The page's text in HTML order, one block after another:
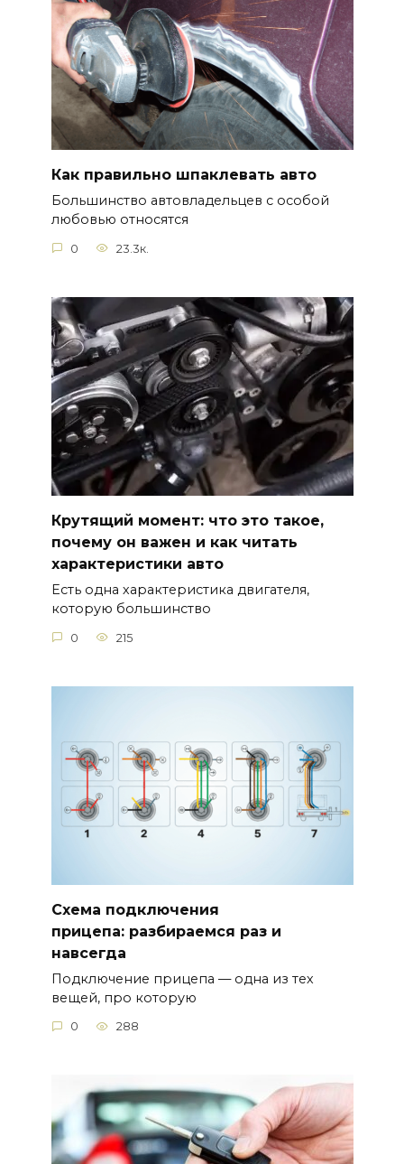
Как правильно шпаклевать авто
Большинство автовладельцев с особой
любовью относятся
0 23.3к.
Крутящий момент: что это такое,
почему он важен и как читать
характеристики авто
Есть одна характеристика двигателя,
которую большинство
0 215
Схема подключения
прицепа: разбираемся раз и
навсегда
Подключение прицепа — одна из тех
вещей, про которую
0 288